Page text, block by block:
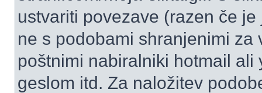
ustvariti povezave (razen če
ne s podobami shranjenimi za
poštnimi nabiralniki hotmail
geslom itd. Za naložitev